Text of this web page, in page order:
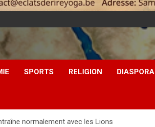
SPORTS RELIGION DIASPORA
normalement avec les Lions